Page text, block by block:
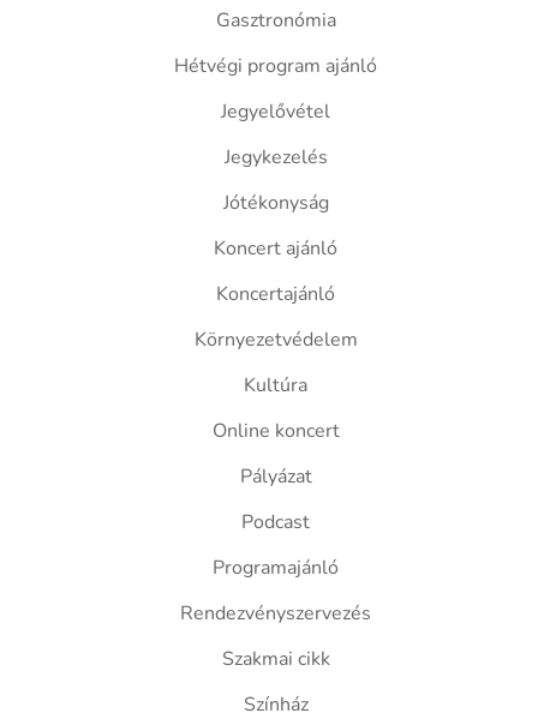
Gasztronómia
Hétvégi program ajánló
Jegyelővétel
Jegykezelés
Jótékonyság
Koncert ajánló
Koncertajánló
Környezetvédelem
Kultúra
Online koncert
Pályázat
Podcast
Programajánló
Rendezvényszervezés
Szakmai cikk
Színház